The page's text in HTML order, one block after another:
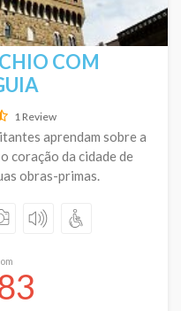
COM
1 Review
aprendam sobre a
coração da cidade de
obras-primas.